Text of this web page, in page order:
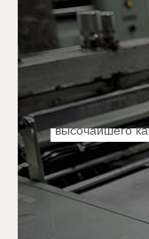
Накопленные
высочайшего